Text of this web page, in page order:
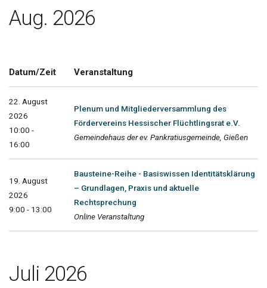
Aug. 2026
Datum/Zeit Veranstaltung
22. August
2026
10:00 -
16:00
Plenum und Mitgliederversammlung des
Fördervereins Hessischer Flüchtlingsrat e.V.
Gemeindehaus der ev. Pankratiusgemeinde, Gießen
19. August
2026
9:00 - 13:00
Bausteine-Reihe - Basiswissen Identitätsklärung
– Grundlagen, Praxis und aktuelle
Rechtsprechung
Online Veranstaltung
Juli 2026